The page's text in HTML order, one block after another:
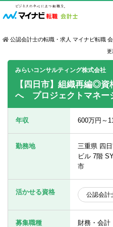
公
公
女
個
公認会計士の転職・求人 マイナビ転職
更
みらいコンサルティング株式会社
【四日市】組織再編◎
へ プロジェクトマネー
年収 600万円～
勤務地
三重県 四
ビル 7階
市
活かせる資格 公認会計
募集職種 財務・会計